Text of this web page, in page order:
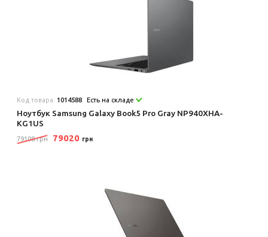
Код товара: 1014588 Есть на складе
Ноутбук Samsung Galaxy Book5 Pro Gray NP940XHA-
KG1US
79108 грн 79020 грн